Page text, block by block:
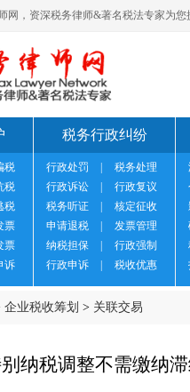
网，资深税务律师&著名税法专家为
税
税
税
票
票
诉
税务行政纠纷
行政处罚
税务处理
行政诉讼
行政复议
税务听证
核定征收
申请退税
发票管理
纳税担保
行政强制
行政申诉
税收优惠
企业税收筹划 > 关联交易
纳税调整不需缴纳